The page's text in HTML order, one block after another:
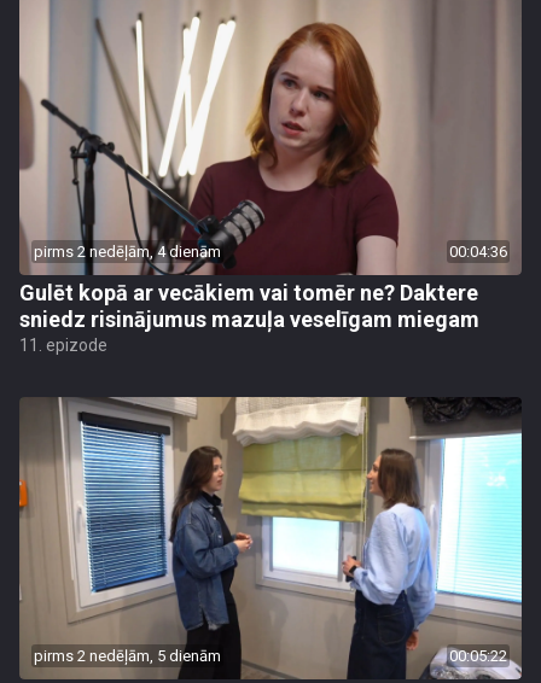
pirms 2 nedēļām, 4 dienām 00:04:36
Gulēt kopā ar vecākiem vai tomēr ne? Daktere
sniedz risinājumus mazuļa veselīgam miegam
11. epizode
pirms 2 nedēļām, 5 dienām 00:05:22